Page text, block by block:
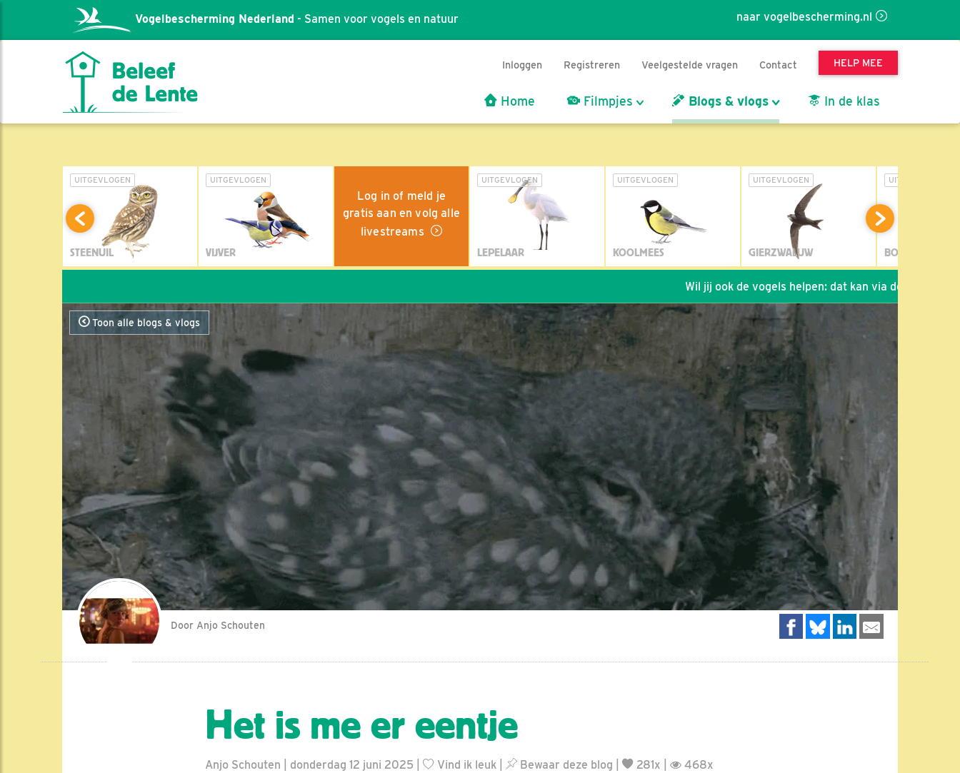
naar vogelbescherming.nl
Vogelbescherming Nederland - Samen voor vogels en natuur
Inloggen Registreren Veelgestelde vragen Contact HELP MEE
Home Filmpjes Blogs & vlogs In de klas
UITGEVLOGEN
STEENUIL
UITGEVLOGEN
VIJVER
Log in of meld je
gratis aan en volg alle
livestreams
UITGEVLOGEN
LEPELAAR
UITGEVLOGEN
KOOLMEES
UITGEVLOGEN
GIERZWALUW
UITGEVLOGEN
BOSUIL
Wil jij ook de vogels helpen: dat kan via de link!
Toon alle blogs & vlogs
Door Anjo Schouten
Het is me er eentje
Anjo Schouten | donderdag 12 juni 2025 | Vind ik leuk Bewaar deze blog 281x | 468x